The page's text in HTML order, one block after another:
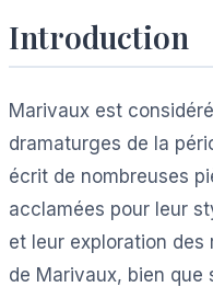
Introduction
Marivaux est
dramaturges de la
écrit de nombreuses
acclamées pour leur
et leur exploration des
de Marivaux, bien que